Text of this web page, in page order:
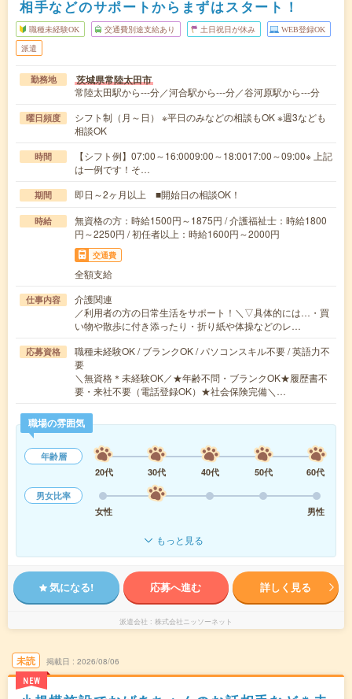
相手などのサポートからまずはスタート！
職種未経験OK 交通費別途支給あり 土日祝日が休み WEB登録OK
派遣
勤務地 茨城県常陸太田市
常陸太田駅から---分／河合駅から---分／谷河原駅から---分
曜日頻度
シフト制（月～日） ※平日のみなどの相談もOK ※週3なども
相談OK
時間
【シフト例】07:00～16:0009:00～18:0017:00～09:00※ 上記
は一例です！そ…
期間 即日～2ヶ月以上 ■開始日の相談OK！
時給
無資格の方：時給1500円～1875円 / 介護福祉士：時給1800
円～2250円 / 初任者以上：時給1600円～2000円
交通費
全額支給
仕事内容
介護関連
／利用者の方の日常生活をサポート！＼▽具体的には…・買
い物や散歩に付き添ったり・折り紙や体操などのレ…
応募資格
職種未経験OK / ブランクOK / パソコンスキル不要 / 英語力不
要
＼無資格＊未経験OK／★年齢不問・ブランクOK★履歴書不
要・来社不要（電話登録OK）★社会保険完備＼…
職場の雰囲気
年齢層
20代
30代 40代 50代
60代
男女比率
女性
男性
もっと見る
気になる! 応募へ進む 詳しく見る
派遣会社 株式会社ニッソーネット
未読
NEW
掲載日 2026/08/06